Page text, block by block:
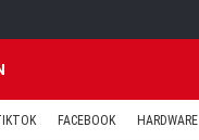
FACEBOOK HARDWARE